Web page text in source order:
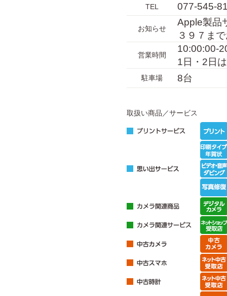
TEL 077-545-
お知らせ
Apple製品
３９７ま
営業時間
10:00:00-
1日・2日
駐車場 8台
取扱い商品／サービス